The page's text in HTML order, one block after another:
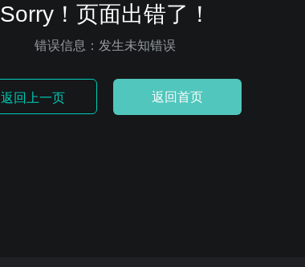
Sorry！页面出错了！
错误信息：发生未知错误
返回上一页 返回首页